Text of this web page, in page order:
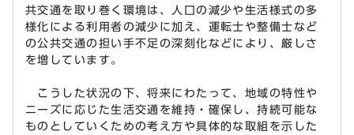
共交通を取り巻く環境は、人口の減少や生活様式の多
様化による利用者の減少に加え、運転士や整備士など
の公共交通の担い手不足の深刻化などにより、厳しさ
を増しています。
こうした状況の下、将来にわたって、地域の特性や
ニーズに応じた生活交通を維持・確保し、持続可能な
ものとしていくための考え方や具体的な取組を示した